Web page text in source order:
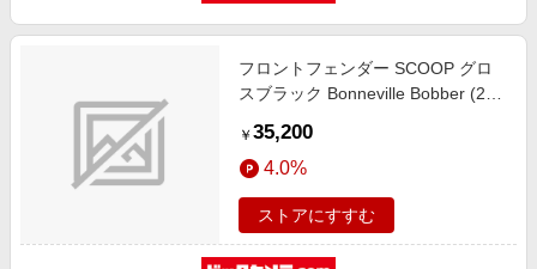
フロントフェンダー SCOOP グロ
スブラック Bonneville Bobber (21-
￥ 35,200
4.0%
ストアにすすむ